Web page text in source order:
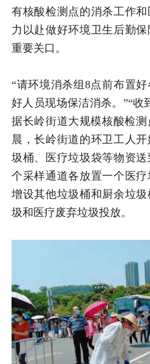
有核酸检测点的消杀工作
力以赴做好环境卫生后勤
重要关口。
“请环境消杀组8点前布置
好人员现场保洁消杀。”“收
据长岭街道大规模核酸检
晨，长岭街道的环卫工人
圾桶、医疗垃圾袋等物资
个采样通道各放置一个医
增设其他垃圾桶和厨余垃
圾和医疗废弃垃圾投放。